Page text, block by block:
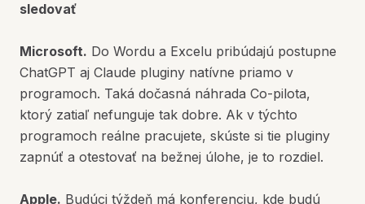
sledovať
Microsoft. Do Wordu a Excelu pribúdajú postupne
ChatGPT aj Claude pluginy natívne priamo v
programoch. Taká dočasná náhrada Co-pilota,
ktorý zatiaľ nefunguje tak dobre. Ak v týchto
programoch reálne pracujete, skúste si tie pluginy
zapnúť a otestovať na bežnej úlohe, je to rozdiel.
Apple. Budúci týždeň má konferenciu, kde budú